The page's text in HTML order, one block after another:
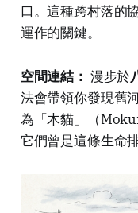
口。這種跨村落的
運作的關鍵。
空間連結： 漫步於
法會帶領你發現舊
為「木貓」（
它們曾是這條生命